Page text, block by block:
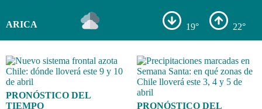
ARICA 19° 22°
PRONÓSTICO DEL
TIEMPO
PRONÓSTICO DEL